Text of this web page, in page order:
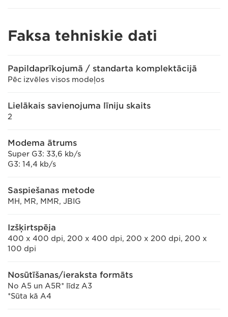
Faksa tehniskie dati
Papildaprīkojumā / standarta komplektācijā
Pēc izvēles visos modeļos
Lielākais savienojuma līniju skaits
2
Modema ātrums
Super G3: 33,6 kb/s
G3: 14,4 kb/s
Saspiešanas metode
MH, MR, MMR, JBIG
Izšķirtspēja
400 x 400 dpi, 200 x 400 dpi, 200 x 200 dpi, 200 x
100 dpi
Nosūtīšanas/ieraksta formāts
No A5 un A5R* līdz A3
*Sūta kā A4